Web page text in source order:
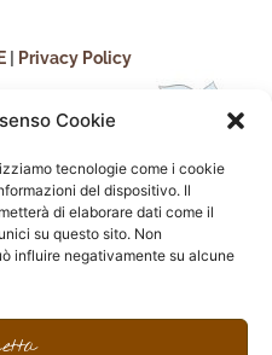
Cookie
tecnologie come i cookie
del dispositivo. Il
di elaborare dati come il
su questo sito. Non
influire negativamente su alcune
Privacy Policy
social
P
i
F